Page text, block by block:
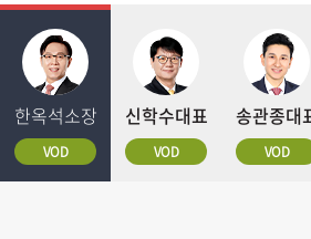
한옥석소장
VOD
신학수대표
VOD
송관종대
VOD